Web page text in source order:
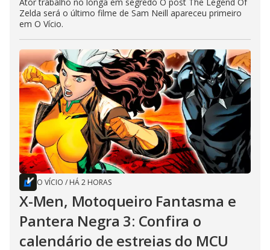
Ator trabalho no longa em segredo O post The Legend Of
Zelda será o último filme de Sam Neill apareceu primeiro
em O Vício.
O VÍCIO / HÁ 2 HORAS
X-Men, Motoqueiro Fantasma e
Pantera Negra 3: Confira o
calendário de estreias do MCU